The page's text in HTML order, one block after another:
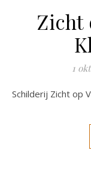
Zicht
1
Schilderij Zicht op